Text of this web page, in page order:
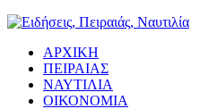
ΑΡΧΙΚΗ
ΠΕΙΡΑΙΑΣ
ΝΑΥΤΙΛΙΑ
ΟΙΚΟΝΟΜΙΑ